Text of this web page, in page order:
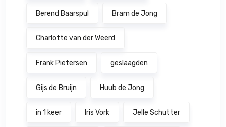
Berend Baarspul Bram de Jong
Charlotte van der Weerd
Frank Pietersen geslaagden
Gijs de Bruijn Huub de Jong
in 1 keer Iris Vork Jelle Schutter